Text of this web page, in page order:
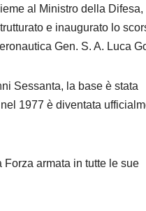
al Ministro della Difesa,
e inaugurato lo
Gen. S. A. Luca
Sessanta, la base è stata
1977 è diventata
armata in tutte le sue